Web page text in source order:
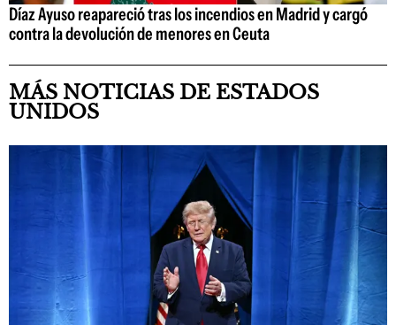
Díaz Ayuso reapareció tras los incendios en Madrid y cargó
contra la devolución de menores en Ceuta
MÁS NOTICIAS DE ESTADOS
UNIDOS